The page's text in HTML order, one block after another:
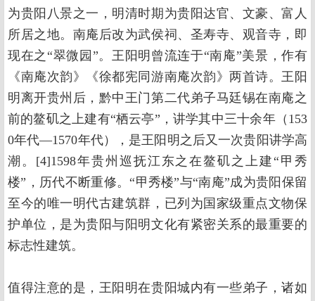
为贵阳八景之一，明清时期为贵阳达官、文豪、富人
所居之地。南庵后改为武侯祠、圣寿寺、观音寺，即
现在之“翠微园”。王阳明曾流连于“南庵”美景，作有
《南庵次韵》《徐都宪同游南庵次韵》两首诗。王阳
明离开贵州后，黔中王门第二代弟子马廷锡在南庵之
前的鳌矶之上建有“栖云亭”，讲学其中三十余年（153
0年代—1570年代），是王阳明之后又一次贵阳讲学高
潮。[4]1598年贵州巡抚江东之在鳌矶之上建“甲秀
楼”，历代不断重修。“甲秀楼”与“南庵”成为贵阳保留
至今的唯一明代古建筑群，已列为国家级重点文物保
护单位，是为贵阳与阳明文化有紧密关系的最重要的
标志性建筑。
值得注意的是，王阳明在贵阳城内有一些弟子，诸如